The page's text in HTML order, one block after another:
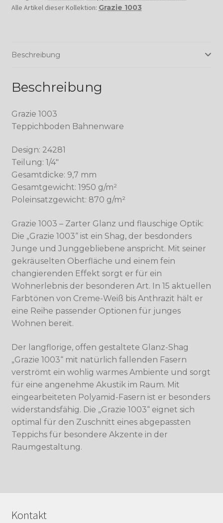
Alle Artikel dieser Kollektion: Grazie 1003
Beschreibung
Beschreibung
Grazie 1003
Teppichboden Bahnenware
Design: 24281
Teilung: 1/4″
Gesamtdicke: 9,7 mm
Gesamtgewicht: 1950 g/m²
Poleinsatzgewicht: 870 g/m²
Grazie 1003 – Zarter Glanz und flauschige Optik:
Die „Grazie 1003“ ist ein Shag, der besdonders
Junge und Junggebliebene anspricht. Mit seiner
gekräuselten Oberfläche und einem fein
changierenden Effekt sorgt er für ein
Wohnerlebnis der besonderen Art. In 15 aktuellen
Farbtönen von Creme-Weiß bis Anthrazit hält er
eine Reihe passender Optionen für junges
Wohnen bereit.
Der langflorige, offen gestaltete Glanz-Shag
„Grazie 1003“ mit natürlich fallenden Fasern
verströmt ein wohlig warmes Ambiente und sorgt
für eine angenehme Akustik im Raum. Mit
eingearbeiteten Polyamid-Fasern ist er besonders
widerstandsfähig. Die „Grazie 1003“ eignet sich
optimal für den Zuschnitt eines abgepassten
Teppichs für besondere Akzente in der
Raumgestaltung.
Kontakt